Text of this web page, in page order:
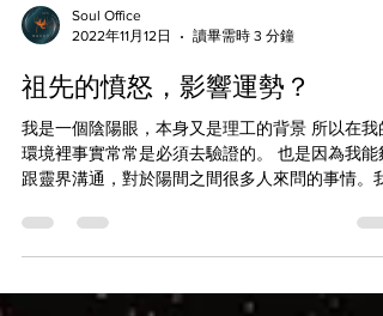
2022年11月12日
讀畢需時 3 分鐘
祖先的憤怒，影響運勢？
我是一個陰陽眼，本身又是理工的背景 所以在我的
環境裡事實常常是必須去驗證的。 也是因為我能
跟靈界溝通，對於陽間之間很多人來問的事情。我
你說未來。也包含解決你當下的情緒讓你過不去的